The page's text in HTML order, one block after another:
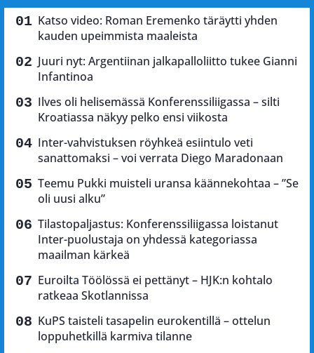
Katso video: Roman Eremenko täräytti yhden
kauden upeimmista maaleista
Juuri nyt: Argentiinan jalkapalloliitto tukee Gianni
Infantinoa
Ilves oli helisemässä Konferenssiliigassa – silti
Kroatiassa näkyy pelko ensi viikosta
Inter-vahvistuksen röyhkeä esiintulo veti
sanattomaksi – voi verrata Diego Maradonaan
Teemu Pukki muisteli uransa käännekohtaa – ”Se
oli uusi alku”
Tilastopaljastus: Konferenssiliigassa loistanut
Inter-puolustaja on yhdessä kategoriassa
maailman kärkeä
Euroilta Töölössä ei pettänyt – HJK:n kohtalo
ratkeaa Skotlannissa
KuPS taisteli tasapelin eurokentillä – ottelun
loppuhetkillä karmiva tilanne